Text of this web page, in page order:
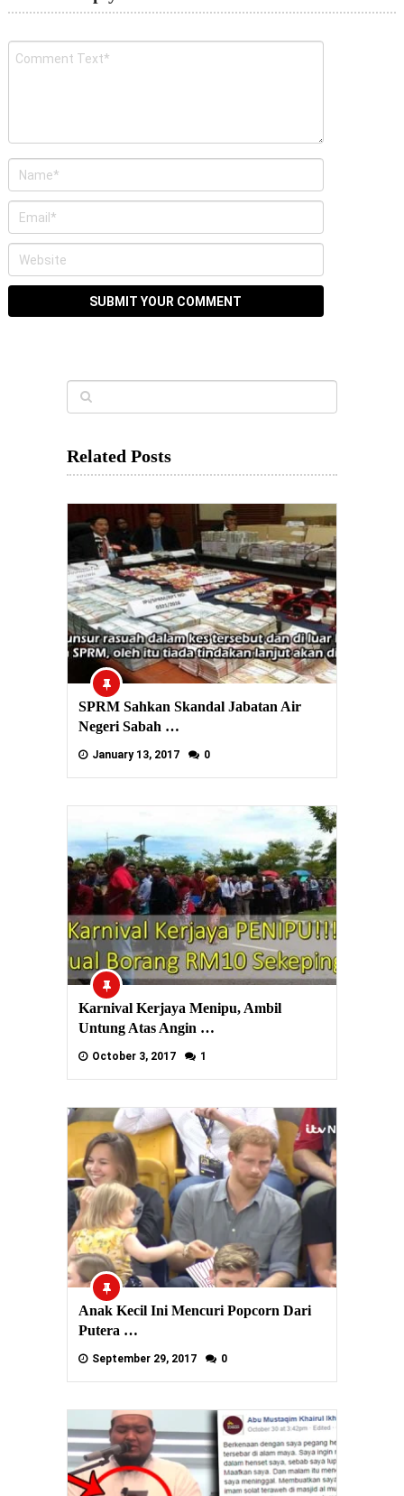
Related Posts
SPRM Sahkan Skandal Jabatan Air
Negeri Sabah …
January 13, 2017 0
Karnival Kerjaya Menipu, Ambil
Untung Atas Angin …
October 3, 2017 1
Anak Kecil Ini Mencuri Popcorn Dari
Putera …
September 29, 2017 0